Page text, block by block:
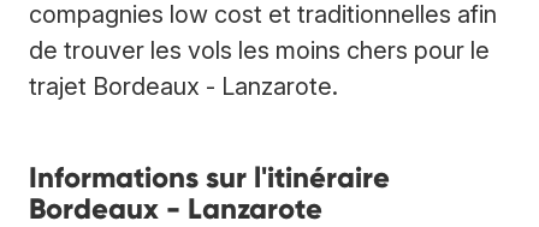
compagnies low cost et traditionnelles afin
de trouver les vols les moins chers pour le
trajet Bordeaux - Lanzarote.
Informations sur l'itinéraire
Bordeaux - Lanzarote